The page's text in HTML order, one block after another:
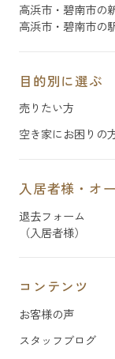
高浜市・碧南市の
高浜市・碧南市の
目的別に選ぶ
売りたい方
空き家にお困りの
入居者様・オ
退去フォーム
（入居者様）
コンテンツ
お客様の声
スタッフブログ